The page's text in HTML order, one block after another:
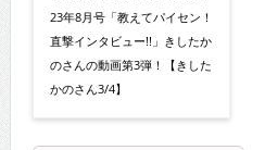
のさんの動画第3弾！【きした
かのさん3/4】